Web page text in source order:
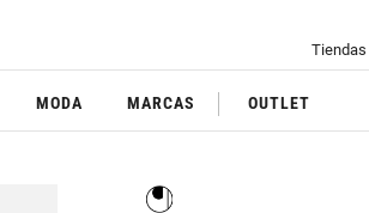
Tiendas
MODA MARCAS OUTLET